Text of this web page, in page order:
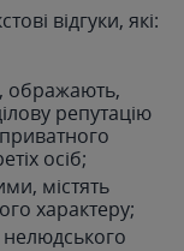
відгуки, які:
ображають,
репутацію
осіб;
містять
характеру;
нелюдського